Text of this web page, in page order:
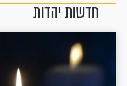
חדשות יהדות